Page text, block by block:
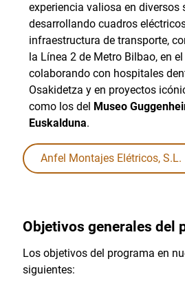
experiencia valiosa en diversos
desarrollando cuadros
infraestructura de transporte,
la Línea 2 de Metro Bilbao, en
colaborando con hospitales
Osakidetza y en proyectos
como los del Museo
Euskalduna.
Anfel Montajes Elétricos, S.L.
Objetivos generales del
Los objetivos del programa en
siguientes: